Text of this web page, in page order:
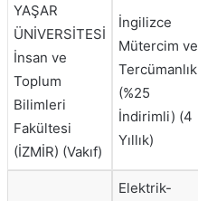
YAŞAR
ÜNİVERSİTESİ
İnsan ve
Toplum
Bilimleri
Fakültesi
(İZMİR) (Vakıf)
İngilizce
Mütercim ve
Tercümanlık
(%25
İndirimli) (4
Yıllık)
Elektrik-